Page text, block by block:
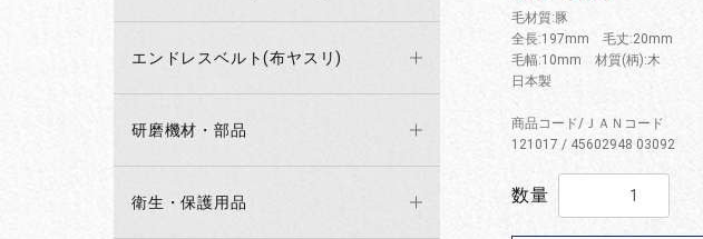
エンドレスベルト(布ヤスリ)
研磨機材・部品
衛生・保護用品
毛材質:豚
全長:197mm 毛丈:20mm
毛幅:10mm 材質(柄):木
日本製
商品コード/ＪＡＮコード
121017 / 45602948 03092
数量